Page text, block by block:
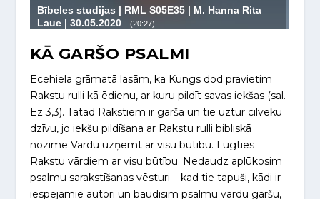
KĀ GARŠO PSALMI
Ecehiela grāmatā lasām, ka Kungs dod pravietim
Rakstu rulli kā ēdienu, ar kuru pildīt savas iekšas (sal.
Ez 3,3). Tātad Rakstiem ir garša un tie uztur cilvēku
dzīvu, jo iekšu pildīšana ar Rakstu rulli bibliskā
nozīmē Vārdu uzņemt ar visu būtību. Lūgties
Rakstu vārdiem ar visu būtību. Nedaudz aplūkosim
psalmu sarakstīšanas vēsturi – kad tie tapuši, kādi ir
iespējamie autori un baudīsim psalmu vārdu garšu,